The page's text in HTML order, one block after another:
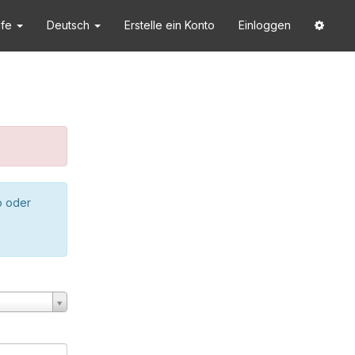
Deutsch Erstelle ein Konto Einloggen
oder